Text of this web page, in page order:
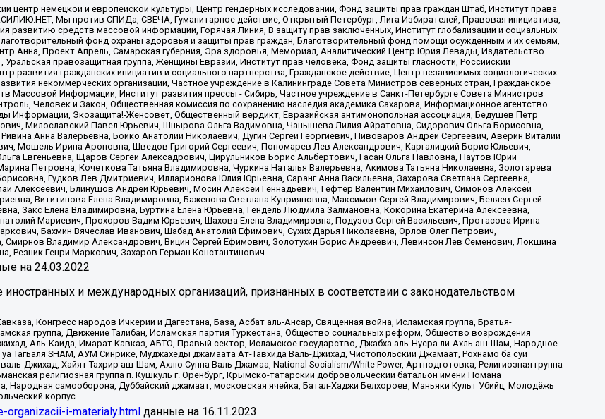
центр немецкой и европейской культуры, Центр гендерных исследований, Фонд защиты прав граждан Штаб, Институт права
Мы против СПИДа, СВЕЧА, Гуманитарное действие, Открытый Петербург, Лига Избирателей, Правовая инициатива,
средств массовой информации, Горячая Линия, В защиту прав заключенных, Институт глобализации и социальных
фонд охраны здоровья и защиты прав граждан, Благотворительный фонд помощи осужденным и их семьям,
Анна, Проект Апрель, Самарская губерния, Эра здоровья, Мемориал, Аналитический Центр Юрия Левады, Издательство
правозащитная группа, Женщины Евразии, Институт прав человека, Фонд защиты гласности, Российский
развития гражданских инициатив и социального партнерства, Гражданское действие, Центр независимых социологических
некоммерческих организаций, Частное учреждение в Калининграде Совета Министров северных стран, Гражданское
Массовой Информации, Институт развития прессы - Сибирь, Частное учреждение в Санкт-Петербурге Совета Министров
Человек и Закон, Общественная комиссия по сохранению наследия академика Сахарова, Информационное агентство
Информации, Экозащита!-Женсовет, Общественный вердикт, Евразийская антимонопольная ассоциация, Бедушев Петр
Милославский Павел Юрьевич, Шнырова Ольга Вадимовна, Чанышева Лилия Айратовна, Сидорович Ольга Борисовна,
Анна Валерьевна, Бойко Анатолий Николаевич, Дугин Сергей Георгиевич, Пивоваров Андрей Сергеевич, Аверин Виталий
Мошель Ирина Ароновна, Шведов Григорий Сергеевич, Пономарев Лев Александрович, Каргалицкий Борис Юльевич,
Евгеньевна, Щаров Сергей Алексадрович, Цирульников Борис Альбертович, Гасан Ольга Павловна, Паутов Юрий
Петровна, Кочеткова Татьяна Владимировна, Чуркина Наталья Валерьевна, Акимова Татьяна Николаевна, Золотарева
Гудков Лев Дмитриевич, Илларионова Юлия Юрьевна, Саранг Анна Васильевна, Захарова Светлана Сергеевна,
Алексеевич, Блинушов Андрей Юрьевич, Мосин Алексей Геннадьевич, Гефтер Валентин Михайлович, Симонов Алексей
Вититинова Елена Владимировна, Баженова Светлана Куприяновна, Максимов Сергей Владимирович, Беляев Сергей
Закс Елена Владимировна, Буртина Елена Юрьевна, Гендель Людмила Залмановна, Кокорина Екатерина Алексеевна,
Мариевич, Прохоров Вадим Юрьевич, Шахова Елена Владимировна, Подузов Сергей Васильевич, Протасова Ирина
Бахмин Вячеслав Иванович, Шабад Анатолий Ефимович, Сухих Дарья Николаевна, Орлов Олег Петрович,
Владимир Александрович, Вицин Сергей Ефимович, Золотухин Борис Андреевич, Левинсон Лев Семенович, Локшина
Резник Генри Маркович, Захаров Герман Константинович
на 24.03.2022
и международных организаций, признанных в соответствии с законодательством
Конгресс народов Ичкерии и Дагестана, База, Асбат аль-Ансар, Священная война, Исламская группа, Братья-
группа, Движение Талибан, Исламская партия Туркестана, Общество социальных реформ, Общество возрождения
Аль-Каида, Имарат Кавказ, АБТО, Правый сектор, Исламское государство, Джабха аль-Нусра ли-Ахль аш-Шам, Народное
Тагьаля SHAM, АУМ Синрике, Муджахеды джамаата Ат-Тавхида Валь-Джихад, Чистопольский Джамаат, Рохнамо ба суи
Джихад, Хайят Тахрир аш-Шам, Ахлю Сунна Валь Джамаа, National Socialism/White Power, Артподготовка, Религиозная группа
религиозная группа п. Кушкуль г. Оренбург, Крымско-татарский добровольческий батальон имени Номана
Народная самооборона, Дуббайский джамаат, московская ячейка, Батал-Хаджи Белхороев, Маньяки Культ Убийц, Молодёжь
корпус
i-materialy.html данные на 16.11.2023